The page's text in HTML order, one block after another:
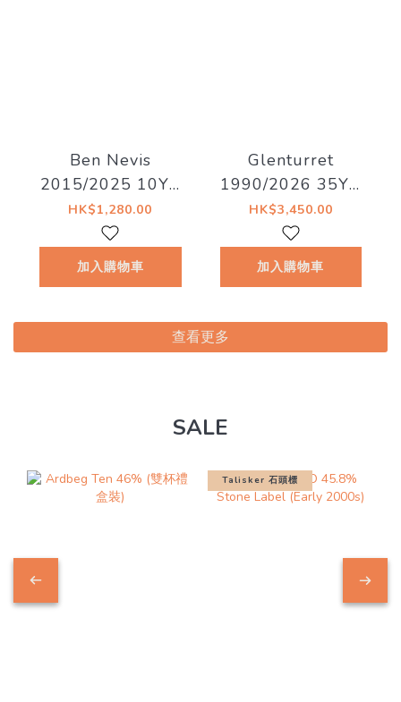
Ben Nevis
2015/2025 10YO
#202 58.3% La
Maison du Whisky
- Artist #15 The
HK$1,280.00
加入購物車
Glenturret
1990/2026 35YO
Refill Hogshead
41.5% Decadent
Drinks -
Nine]
HK$3,450.00
加入購物車
查看更多
SALE
Talisker 石頭標